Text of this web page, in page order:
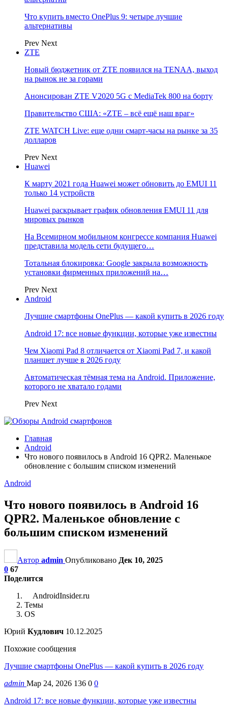
Что купить вместо OnePlus 9: четыре лучшие
альтернативы
Prev Next
ZTE
Новый бюджетник от ZTE появился на TENAA, выход
на рынок не за горами
Анонсирован ZTE V2020 5G с MediaTek 800 на борту
Правительство США: «ZTE – всё ещё наш враг»
ZTE WATCH Live: еще одни смарт-часы на рынке за 35
долларов
Prev Next
Huawei
К марту 2021 года Huawei может обновить до EMUI 11
только 14 устройств
Huawei раскрывает график обновления EMUI 11 для
мировых рынков
На Всемирном мобильном конгрессе компания Huawei
представила модель сети будущего…
Тотальная блокировка: Google закрыла возможность
установки фирменных приложений на…
Prev Next
Android
Лучшие смартфоны OnePlus — какой купить в 2026 году
Android 17: все новые функции, которые уже известны
Чем Xiaomi Pad 8 отличается от Xiaomi Pad 7, и какой
планшет лучше в 2026 году
Автоматическая тёмная тема на Android. Приложение,
которого не хватало годами
Prev Next
Главная
Android
Что нового появилось в Android 16 QPR2. Маленькое
обновление с большим списком изменений
Android
Что нового появилось в Android 16
QPR2. Маленькое обновление с
большим списком изменений
Автор admin Опубликовано Дек 10, 2025
0 67
Поделится
AndroidInsider.ru
Темы
OS
Юрий Кудлович 10.12.2025
Похожие сообщения
Лучшие смартфоны OnePlus — какой купить в 2026 году
admin Мар 24, 2026 136 0 0
Android 17: все новые функции, которые уже известны